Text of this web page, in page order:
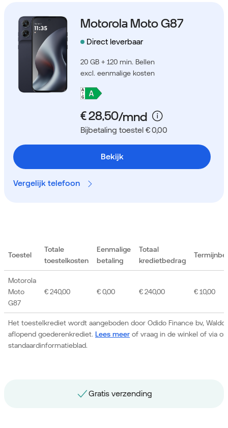
Motorola Moto G87
Direct leverbaar
20 GB + 120 min. Bellen
excl. eenmalige kosten
Bijbetaling toestel € 0,00
Bekijk
Vergelijk telefoon
Toestel
Totale
toestelkosten
Eenmalige
betaling
Totaal
kredietbedrag
Het toestelkrediet wordt aangeboden door Odido Finance bv,
aflopend goederenkrediet. Lees meer of vraag in de winkel of via
standaardinformatieblad.
Motorola
Moto
G87
€ 240,00 € 0,00 € 240,00 € 10,00
Gratis nummerbehoud